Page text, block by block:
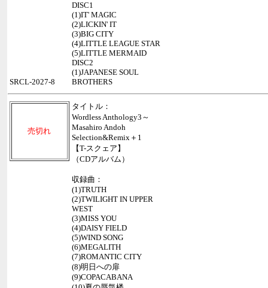
DISC1
(1)IT' MAGIC
(2)LICKIN' IT
(3)BIG CITY
(4)LITTLE LEAGUE STAR
(5)LITTLE MERMAID
DISC2
(1)JAPANESE SOUL
BROTHERS
SRCL-2027-8
売切れ
タイトル：
Wordless Anthology3～
Masahiro Andoh
Selection&Remix＋1
【T-スクェア】
（CDアルバム）
収録曲：
(1)TRUTH
(2)TWILIGHT IN UPPER
WEST
(3)MISS YOU
(4)DAISY FIELD
(5)WIND SONG
(6)MEGALITH
(7)ROMANTIC CITY
(8)明日への扉
(9)COPACABANA